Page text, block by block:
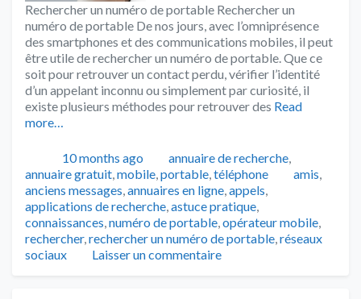
Rechercher un numéro de portable Rechercher un
numéro de portable De nos jours, avec l’omniprésence
des smartphones et des communications mobiles, il peut
être utile de rechercher un numéro de portable. Que ce
soit pour retrouver un contact perdu, vérifier l’identité
d’un appelant inconnu ou simplement par curiosité, il
existe plusieurs méthodes pour retrouver des Read
more…
Publié10 months ago Catégories
annuaire de recherche,
annuaire gratuit,mobile,portable,téléphone Tags
amis,
anciens messages,annuaires en ligne,appels,
applications de recherche,astuce pratique,
connaissances,numéro de portable,opérateur mobile,
rechercher,rechercher un numéro de portable,réseaux
sociaux
Laisser un commentaire